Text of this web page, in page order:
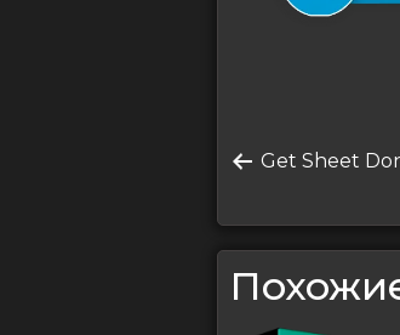
поПредыдущая
Get Sheet